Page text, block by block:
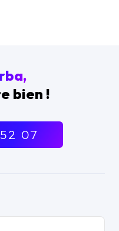
bien !
07